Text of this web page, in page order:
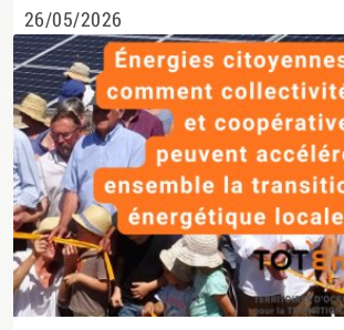
26/05/2026